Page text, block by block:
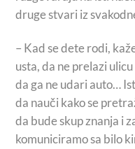
druge stvari iz
– Kad se dete rodi,
usta, da ne prelazi
da ga ne udari auto…
da nauči kako se
da bude skup znanja i
komuniciramo sa bilo